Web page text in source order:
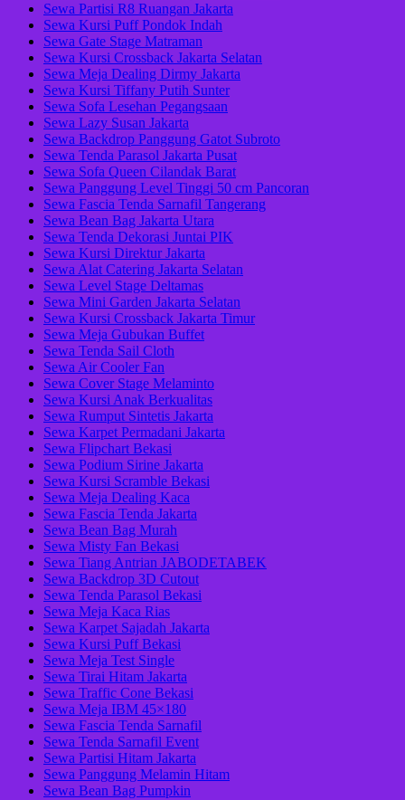
Sewa Partisi R8 Ruangan Jakarta
Sewa Kursi Puff Pondok Indah
Sewa Gate Stage Matraman
Sewa Kursi Crossback Jakarta Selatan
Sewa Meja Dealing Dirmy Jakarta
Sewa Kursi Tiffany Putih Sunter
Sewa Sofa Lesehan Pegangsaan
Sewa Lazy Susan Jakarta
Sewa Backdrop Panggung Gatot Subroto
Sewa Tenda Parasol Jakarta Pusat
Sewa Sofa Queen Cilandak Barat
Sewa Panggung Level Tinggi 50 cm Pancoran
Sewa Fascia Tenda Sarnafil Tangerang
Sewa Bean Bag Jakarta Utara
Sewa Tenda Dekorasi Juntai PIK
Sewa Kursi Direktur Jakarta
Sewa Alat Catering Jakarta Selatan
Sewa Level Stage Deltamas
Sewa Mini Garden Jakarta Selatan
Sewa Kursi Crossback Jakarta Timur
Sewa Meja Gubukan Buffet
Sewa Tenda Sail Cloth
Sewa Air Cooler Fan
Sewa Cover Stage Melaminto
Sewa Kursi Anak Berkualitas
Sewa Rumput Sintetis Jakarta
Sewa Karpet Permadani Jakarta
Sewa Flipchart Bekasi
Sewa Podium Sirine Jakarta
Sewa Kursi Scramble Bekasi
Sewa Meja Dealing Kaca
Sewa Fascia Tenda Jakarta
Sewa Bean Bag Murah
Sewa Misty Fan Bekasi
Sewa Tiang Antrian JABODETABEK
Sewa Backdrop 3D Cutout
Sewa Tenda Parasol Bekasi
Sewa Meja Kaca Rias
Sewa Karpet Sajadah Jakarta
Sewa Kursi Puff Bekasi
Sewa Meja Test Single
Sewa Tirai Hitam Jakarta
Sewa Traffic Cone Bekasi
Sewa Meja IBM 45×180
Sewa Fascia Tenda Sarnafil
Sewa Tenda Sarnafil Event
Sewa Partisi Hitam Jakarta
Sewa Panggung Melamin Hitam
Sewa Bean Bag Pumpkin